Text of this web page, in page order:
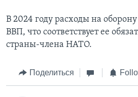
В 2024 году расходы на
ВВП, что соответствует ее
страны-члена НАТО.
Поделиться